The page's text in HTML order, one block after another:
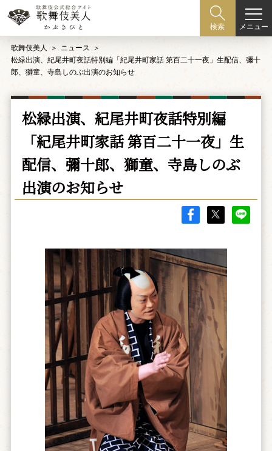
検索 メニュー
歌舞伎美人
ニュース
松緑出演、紀尾井町夜話特別編「紀尾井町家話 第百二十一夜」生配信、彌十
郎、獅童、寺島しのぶ出演のお知らせ
松緑出演、紀尾井町夜話特別編
「紀尾井町家話 第百二十一夜」生
配信、彌十郎、獅童、寺島しのぶ
出演のお知らせ